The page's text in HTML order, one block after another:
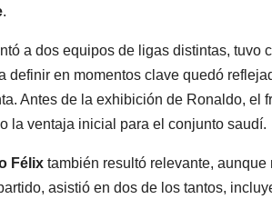
.
a dos equipos de ligas distintas,
definir en momentos clave quedó
Antes de la exhibición de Ronaldo, el
la ventaja inicial para el conjunto saudí.
Félix también resultó relevante,
asistió en dos de los tantos,